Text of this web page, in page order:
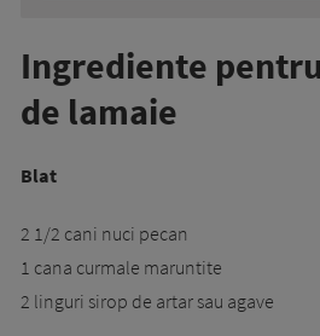
Ingrediente
de lamaie
Blat
2 1/2 cani nuci pecan
1 cana curmale maruntite
2 linguri sirop de artar sau agave